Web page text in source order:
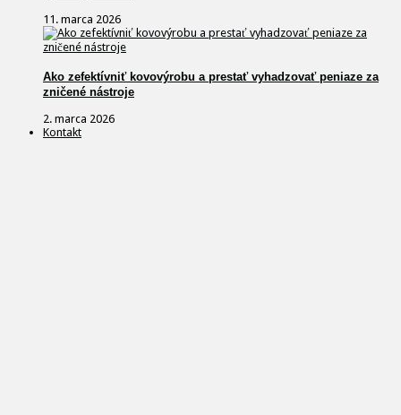
11. marca 2026
Ako zefektívniť kovovýrobu a prestať vyhadzovať peniaze za
zničené nástroje
2. marca 2026
Kontakt